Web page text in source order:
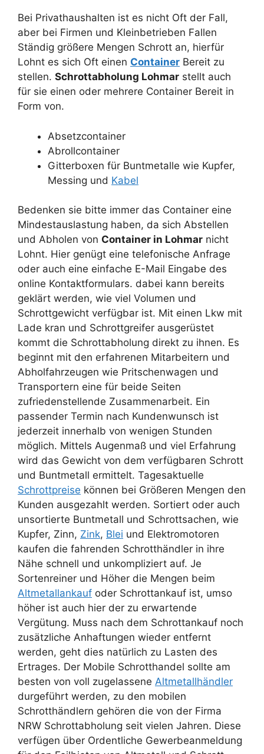
Bei Privathaushalten ist es nicht Oft der Fall,
aber bei Firmen und Kleinbetrieben Fallen
Ständig größere Mengen Schrott an, hierfür
Lohnt es sich Oft einen Container Bereit zu
stellen. Schrottabholung Lohmar stellt auch
für sie einen oder mehrere Container Bereit in
Form von.
Absetzcontainer
Abrollcontainer
Gitterboxen für Buntmetalle wie Kupfer,
Messing und Kabel
Bedenken sie bitte immer das Container eine
Mindestauslastung haben, da sich Abstellen
und Abholen von Container in Lohmar nicht
Lohnt. Hier genügt eine telefonische Anfrage
oder auch eine einfache E-Mail Eingabe des
online Kontaktformulars. dabei kann bereits
geklärt werden, wie viel Volumen und
Schrottgewicht verfügbar ist. Mit einen Lkw mit
Lade kran und Schrottgreifer ausgerüstet
kommt die Schrottabholung direkt zu ihnen. Es
beginnt mit den erfahrenen Mitarbeitern und
Abholfahrzeugen wie Pritschenwagen und
Transportern eine für beide Seiten
zufriedenstellende Zusammenarbeit. Ein
passender Termin nach Kundenwunsch ist
jederzeit innerhalb von wenigen Stunden
möglich. Mittels Augenmaß und viel Erfahrung
wird das Gewicht von dem verfügbaren Schrott
und Buntmetall ermittelt. Tagesaktuelle
Schrottpreise können bei Größeren Mengen den
Kunden ausgezahlt werden. Sortiert oder auch
unsortierte Buntmetall und Schrottsachen, wie
Kupfer, Zinn, Zink, Blei und Elektromotoren
kaufen die fahrenden Schrotthändler in ihre
Nähe schnell und unkompliziert auf. Je
Sortenreiner und Höher die Mengen beim
Altmetallankauf oder Schrottankauf ist, umso
höher ist auch hier der zu erwartende
Vergütung. Muss nach dem Schrottankauf noch
zusätzliche Anhaftungen wieder entfernt
werden, geht dies natürlich zu Lasten des
Ertrages. Der Mobile Schrotthandel sollte am
besten von voll zugelassene Altmetallhändler
durgeführt werden, zu den mobilen
Schrotthändlern gehören die von der Firma
NRW Schrottabholung seit vielen Jahren. Diese
verfügen über Ordentliche Gewerbeanmeldung